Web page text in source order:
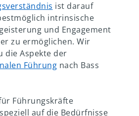
ist darauf
intrinsische
und Engagement
zu ermöglichen. Wir
die Aspekte der
Führung nach Bass
Führungskräfte
auf die Bedürfnisse